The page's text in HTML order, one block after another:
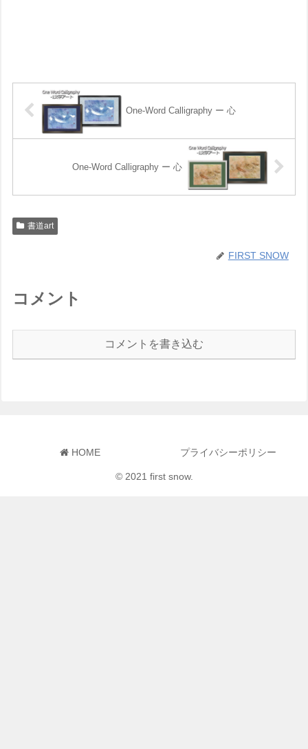
One-Word Calligraphy ー 心
One-Word Calligraphy ー 心
書道art
FIRST SNOW
コメント
コメントを書き込む
HOME プライバシーポリシー
© 2021 first snow.